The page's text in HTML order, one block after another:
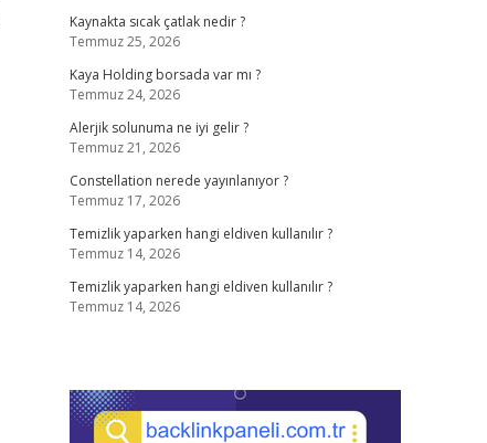
Kaynakta sıcak çatlak nedir ?
Temmuz 25, 2026
Kaya Holding borsada var mı ?
Temmuz 24, 2026
Alerjik solunuma ne iyi gelir ?
Temmuz 21, 2026
Constellation nerede yayınlanıyor ?
Temmuz 17, 2026
Temizlik yaparken hangi eldiven kullanılır ?
Temmuz 14, 2026
Temizlik yaparken hangi eldiven kullanılır ?
Temmuz 14, 2026